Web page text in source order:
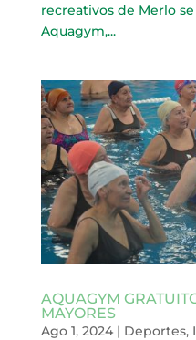
recreativos de Merlo
Aquagym,...
AQUAGYM
MAYORES
Ago 1, 2024| Deportes,